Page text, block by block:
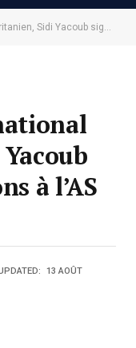
signe pour 3 saisons à l’AS Vita Club
à l’AS
13 AOÛT